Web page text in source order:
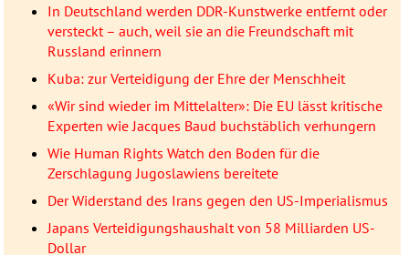
In Deutschland werden DDR-Kunstwerke entfernt oder
versteckt – auch, weil sie an die Freundschaft mit
Russland erinnern
Kuba: zur Verteidigung der Ehre der Menschheit
«Wir sind wieder im Mittelalter»: Die EU lässt kritische
Experten wie Jacques Baud buchstäblich verhungern
Wie Human Rights Watch den Boden für die
Zerschlagung Jugoslawiens bereitete
Der Widerstand des Irans gegen den US-Imperialismus
Japans Verteidigungshaushalt von 58 Milliarden US-
Dollar